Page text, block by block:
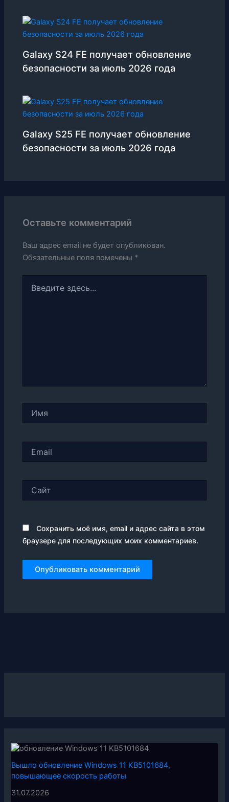
Galaxy S24 FE получает обновление
безопасности за июль 2026 года
Galaxy S25 FE получает обновление
безопасности за июль 2026 года
Оставьте комментарий
Ваш адрес email не будет опубликован.
Обязательные поля помечены *
здесь...
Сохранить моё имя, email и адрес сайта в этом
браузере для последующих моих комментариев.
Вышло обновление Windows 11 KB5101684,
повышающее скорость работы
31.07.2026